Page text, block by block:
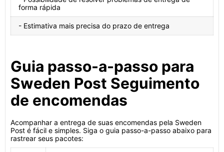
forma rápida
- Estimativa mais precisa do prazo de entrega
Guia passo-a-passo para
Sweden Post Seguimento
de encomendas
Acompanhar a entrega de suas encomendas pela Sweden
Post é fácil e simples. Siga o guia passo-a-passo abaixo para
rastrear seus pacotes: